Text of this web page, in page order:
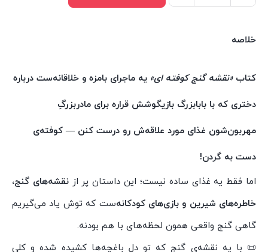
گنج
ای
تهران)
قیومی
انتشارات
عدد
خلاصه
کتاب«نقشه گنج کوفته ای» یه ماجرای بامزه و خلاقانه‌ست درباره
دختری که با بابابزرگ بازیگوشش قراره برای مادربزرگِ
مهربون‌شون غذای مورد علاقه‌ش رو درست کنن —کوفته‌ی
دست به گردن!
اما فقط یه غذای ساده نیست؛ این داستان پر ازنقشه‌های گنج،
خاطره‌های شیرین و بازی‌های کودکانه‌ست که توش یاد می‌گیریم
گاهی گنج واقعی همون لحظه‌های با هم بودنه.
📜 با یه نقشه‌ی گنج که تو دل باغچه‌ها کشیده شده و کلی